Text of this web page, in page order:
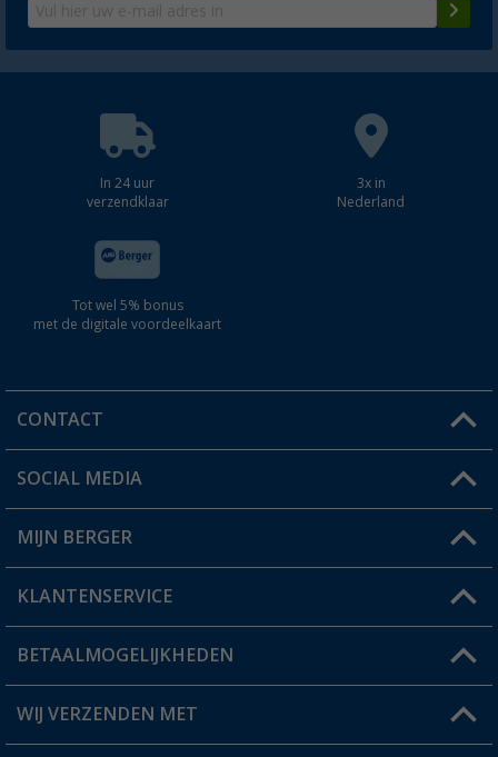
In 24 uur
verzendklaar
3x in
Nederland
Tot wel 5% bonus
met de digitale voordeelkaart
CONTACT
Een vraag?
Winkel vinden
SOCIAL MEDIA
MIJN BERGER
Mijn account
Status bestelling
Verlanglijstje
KLANTENSERVICE
FAQ & Contact
Verzendinformatie
BETAALMOGELIJKHEDEN
WIJ VERZENDEN MET